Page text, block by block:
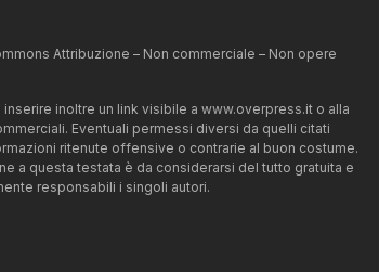
Attribuzione – Non commerciale – Non opere
inoltre un link visibile a www.overpress.it o alla
Eventuali permessi diversi da quelli citati
ritenute offensive o contrarie al buon costume.
a questa testata è da considerarsi del tutto gratuita e
responsabili i singoli autori.